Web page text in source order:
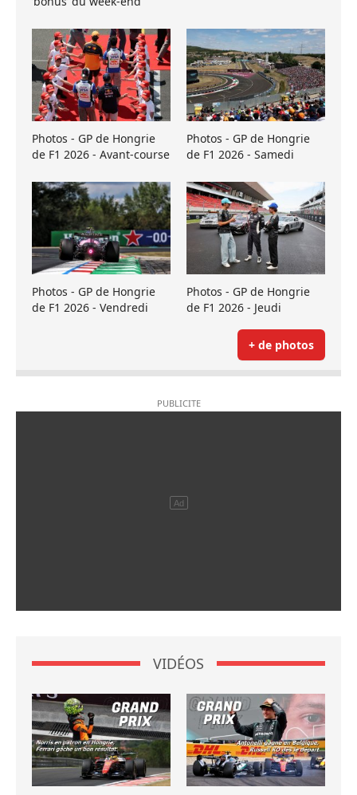
Photos - GP de Hongrie
de F1 2026 - Avant-course
Photos - GP de Hongrie
de F1 2026 - Samedi
Photos - GP de Hongrie
de F1 2026 - Vendredi
Photos - GP de Hongrie
de F1 2026 - Jeudi
+ de photos
VIDÉOS